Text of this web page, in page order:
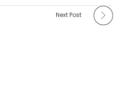
Next Post